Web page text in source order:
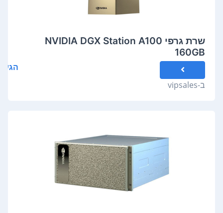
שרת גרפי NVIDIA DGX Station A100
160GB
ב-vipsales